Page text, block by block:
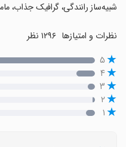
شبیه‌ساز رانندگی، گرافیک جذاب،
نظرات و امتیازها
۵
۴
۳
۲
۱